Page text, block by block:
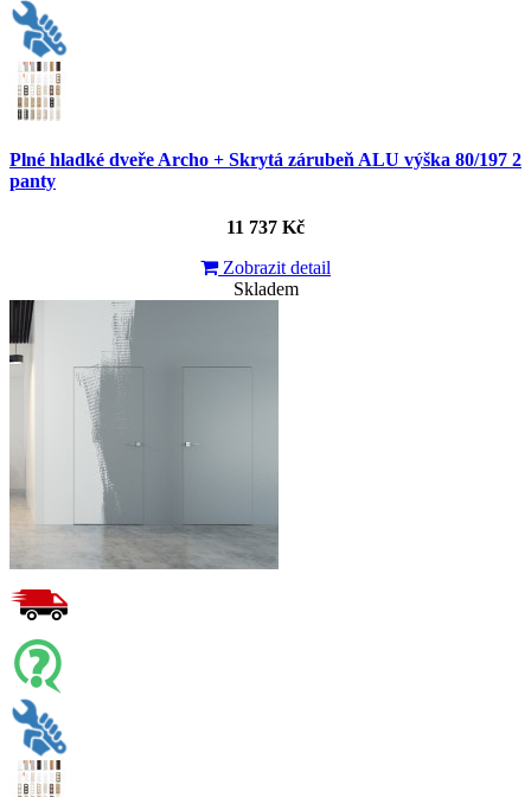
Plné hladké dveře Archo + Skrytá zárubeň ALU výška 80/197 2
panty
11 737 Kč
Zobrazit detail
Skladem